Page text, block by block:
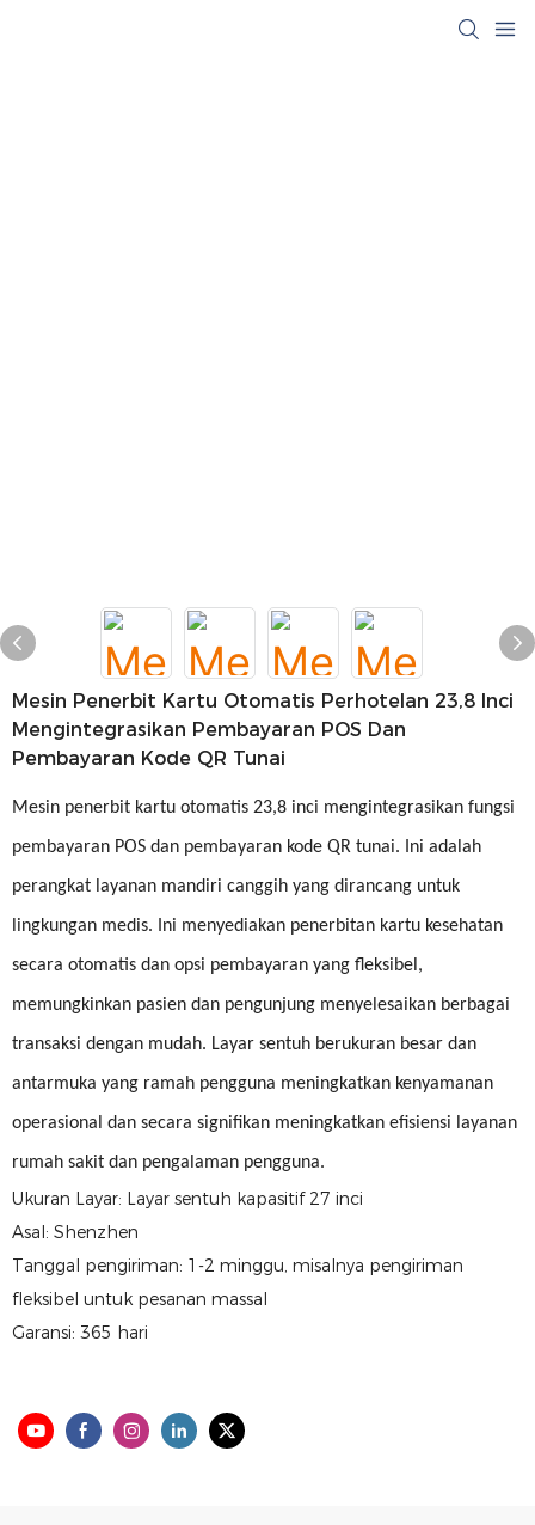
Mesin Penerbit Kartu Otomatis Perhotelan 23,8 Inci
Mengintegrasikan Pembayaran POS Dan
Pembayaran Kode QR Tunai
Mesin penerbit kartu otomatis 23,8 inci mengintegrasikan fungsi
pembayaran POS dan pembayaran kode QR tunai. Ini adalah
perangkat layanan mandiri canggih yang dirancang untuk
lingkungan medis. Ini menyediakan penerbitan kartu kesehatan
secara otomatis dan opsi pembayaran yang fleksibel,
memungkinkan pasien dan pengunjung menyelesaikan berbagai
transaksi dengan mudah. Layar sentuh berukuran besar dan
antarmuka yang ramah pengguna meningkatkan kenyamanan
operasional dan secara signifikan meningkatkan efisiensi layanan
rumah sakit dan pengalaman pengguna.
Ukuran Layar: Layar sentuh kapasitif 27 inci
Asal: Shenzhen
Tanggal pengiriman: 1-2 minggu, misalnya pengiriman
fleksibel untuk pesanan massal
Garansi: 365 hari